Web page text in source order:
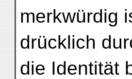
merkwürdig
drücklich
die Identität